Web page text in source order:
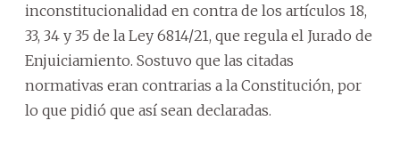
inconstitucionalidad en contra de los artículos 18,
33, 34 y 35 de la Ley 6814/21, que regula el Jurado de
Enjuiciamiento. Sostuvo que las citadas
normativas eran contrarias a la Constitución, por
lo que pidió que así sean declaradas.